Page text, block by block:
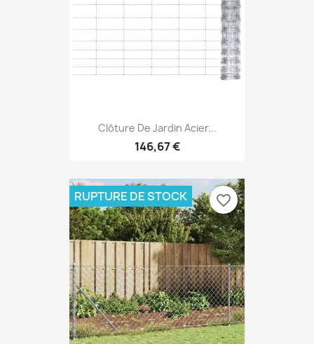
Clôture De Jardin Acier...
146,67 €
RUPTURE DE STOCK favorite_border